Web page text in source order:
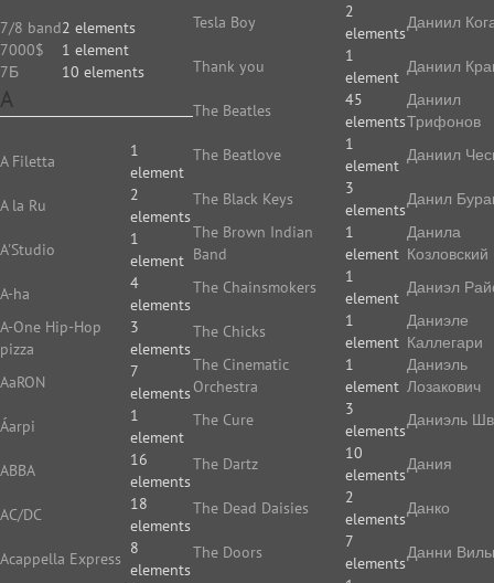
7/8 band2 elements
7000$
1 element
7Б
10 elements
A
A Filetta
1
element
A la Ru
2
elements
A'Studio
1
element
A-ha
4
elements
A-One Hip-Hop
pizza
3
elements
AaRON
7
elements
Áarpi
1
element
ABBA
16
elements
AC/DC
18
elements
Acappella Express
8
elements
Tesla Boy
2
elements
Thank you
1
element
The Beatles
45
elements
The Beatlove
1
element
The Black Keys
3
elements
The Brown Indian
Band
1
element
The Chainsmokers
1
element
The Chicks
1
element
The Cinematic
Orchestra
1
element
The Cure
3
elements
The Dartz
10
elements
The Dead Daisies
2
elements
The Doors
7
elements
Даниил
Даниил
Даниил
Трифонов
Даниил
Данил
Данила
Козловский
Даниэл
Даниэле
Каллегари
Даниэль
Лозакович
Даниэль
Дания
Данко
Данни